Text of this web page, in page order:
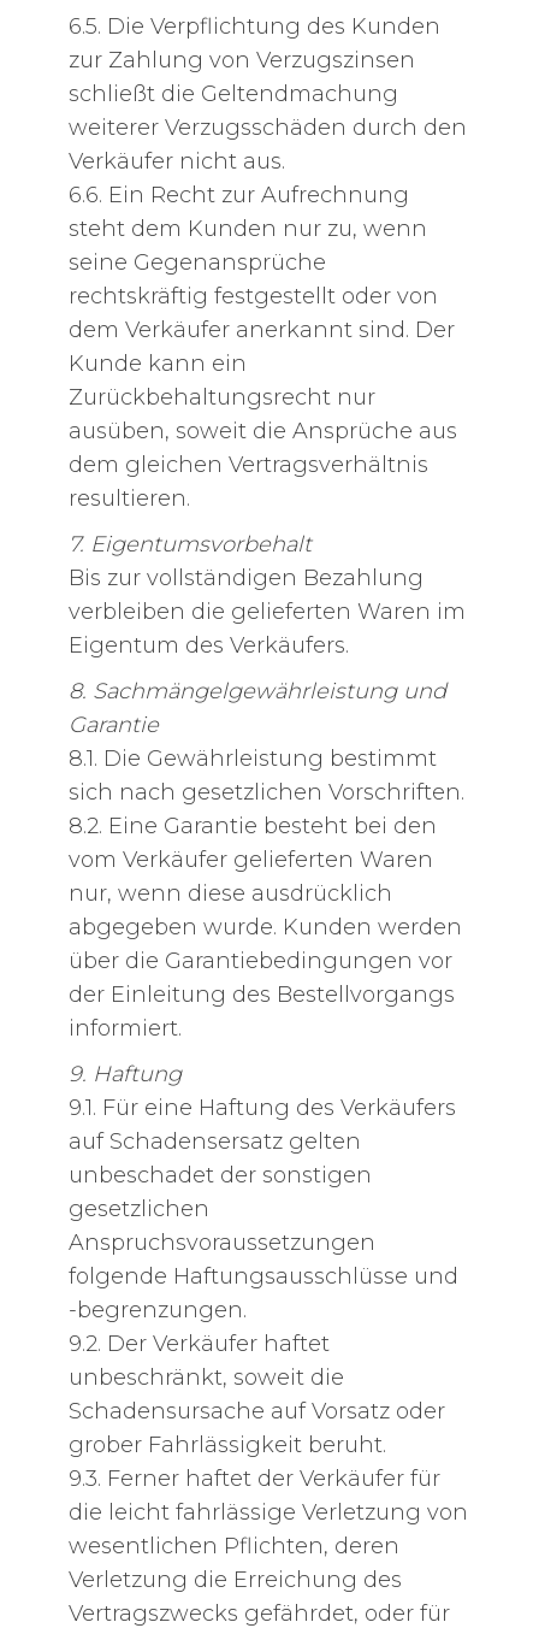
6.5. Die Verpflichtung des Kunden
zur Zahlung von Verzugszinsen
schließt die Geltendmachung
weiterer Verzugsschäden durch den
Verkäufer nicht aus.
6.6. Ein Recht zur Aufrechnung
steht dem Kunden nur zu, wenn
seine Gegenansprüche
rechtskräftig festgestellt oder von
dem Verkäufer anerkannt sind. Der
Kunde kann ein
Zurückbehaltungsrecht nur
ausüben, soweit die Ansprüche aus
dem gleichen Vertragsverhältnis
resultieren.
7. Eigentumsvorbehalt
Bis zur vollständigen Bezahlung
verbleiben die gelieferten Waren im
Eigentum des Verkäufers.
8. Sachmängelgewährleistung und
Garantie
8.1. Die Gewährleistung bestimmt
sich nach gesetzlichen Vorschriften.
8.2. Eine Garantie besteht bei den
vom Verkäufer gelieferten Waren
nur, wenn diese ausdrücklich
abgegeben wurde. Kunden werden
über die Garantiebedingungen vor
der Einleitung des Bestellvorgangs
informiert.
9. Haftung
9.1. Für eine Haftung des Verkäufers
auf Schadensersatz gelten
unbeschadet der sonstigen
gesetzlichen
Anspruchsvoraussetzungen
folgende Haftungsausschlüsse und
-begrenzungen.
9.2. Der Verkäufer haftet
unbeschränkt, soweit die
Schadensursache auf Vorsatz oder
grober Fahrlässigkeit beruht.
9.3. Ferner haftet der Verkäufer für
die leicht fahrlässige Verletzung von
wesentlichen Pflichten, deren
Verletzung die Erreichung des
Vertragszwecks gefährdet, oder für